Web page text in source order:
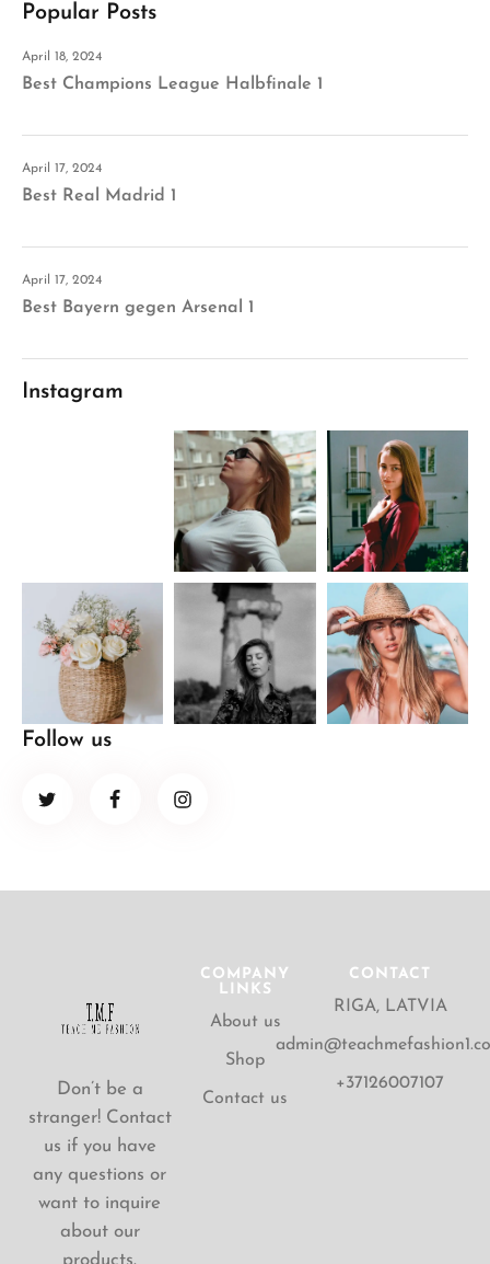
Popular Posts
April 18, 2024
Best Champions League Halbfinale 1
April 17, 2024
Best Real Madrid 1
April 17, 2024
Best Bayern gegen Arsenal 1
Instagram
Follow us
Don’t be a
stranger! Contact
us if you have
any questions or
want to inquire
about our
COMPANY
LINKS
About us
Shop
Contact us
CONTACT
RIGA, LATVIA
+37126007107